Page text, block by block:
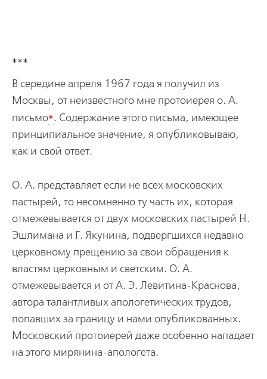
***
В середине апреля 1967 года я получил из
Москвы, от неизвестного мне протоиерея о. А.
письмо*. Содержание этого письма, имеющее
принципиальное значение, я опубликовываю,
как и свой ответ.
О. А. представляет если не всех московских
пастырей, то несомненно ту часть их, которая
отмежевывается от двух московских пастырей Н.
Эшлимана и Г. Якунина, подвергшихся недавно
церковному прещению за свои обращения к
властям церковным и светским. О. А.
отмежевывается и от А. Э. Левитина-Краснова,
автора талантливых апологетических трудов,
попавших за границу и нами опубликованных.
Московский протоиерей даже особенно нападает
на этого мирянина-апологета.